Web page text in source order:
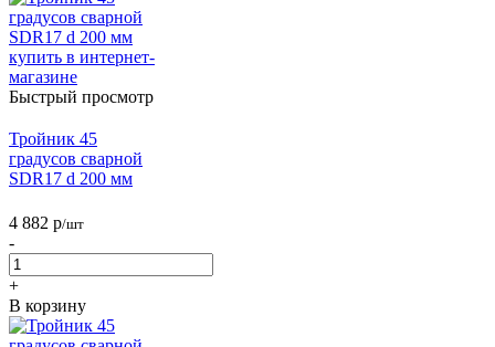
Быстрый просмотр
Тройник 45
градусов сварной
SDR17 d 200 мм
4 882 р/шт
-
+
В корзину